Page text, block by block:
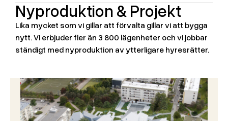
Nyproduktion & Projekt
Lika mycket som vi gillar att förvalta gillar vi att bygga
nytt. Vi erbjuder fler än 3 800 lägenheter och vi jobbar
ständigt med nyproduktion av ytterligare hyresrätter.